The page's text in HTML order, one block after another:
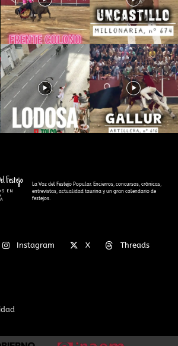
Festejo
EN
La Voz del Festejo Popular. Encierros, concursos, crónicas,
entrevistas, actualidad taurina y un gran calendario de
festejos.
Instagram X Threads